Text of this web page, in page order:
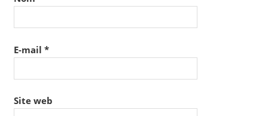
E-mail *
Site web